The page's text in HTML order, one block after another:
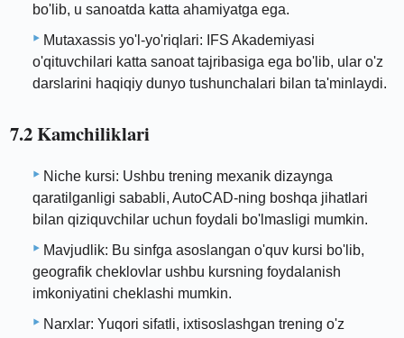
bo'lib, u sanoatda katta ahamiyatga ega.
Mutaxassis yo'l-yo'riqlari: IFS Akademiyasi
o'qituvchilari katta sanoat tajribasiga ega bo'lib, ular o'z
darslarini haqiqiy dunyo tushunchalari bilan ta'minlaydi.
7.2 Kamchiliklari
Niche kursi: Ushbu trening mexanik dizaynga
qaratilganligi sababli, AutoCAD-ning boshqa jihatlari
bilan qiziquvchilar uchun foydali bo'lmasligi mumkin.
Mavjudlik: Bu sinfga asoslangan o'quv kursi bo'lib,
geografik cheklovlar ushbu kursning foydalanish
imkoniyatini cheklashi mumkin.
Narxlar: Yuqori sifatli, ixtisoslashgan trening o'z